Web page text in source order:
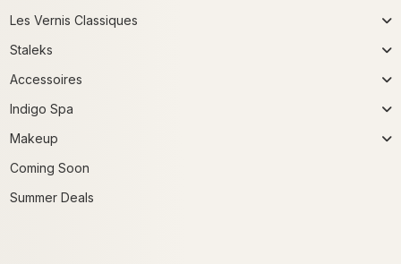
Les Vernis Classiques
Staleks
Accessoires
Indigo Spa
Makeup
Coming Soon
Summer Deals